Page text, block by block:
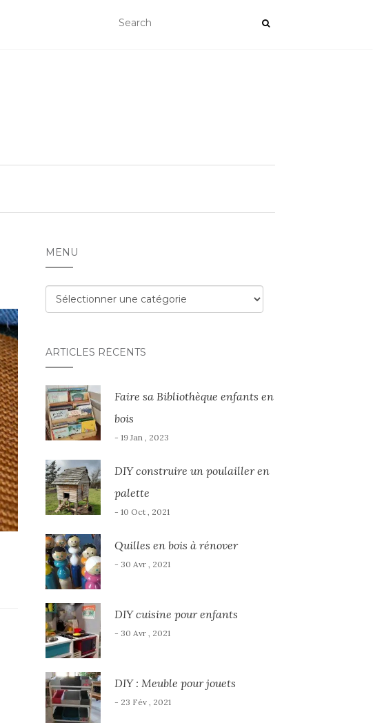
MENU
Menu
ARTICLES RÉCENTS
Faire sa Bibliothèque enfants en
bois
- 19 Jan , 2023
DIY construire un poulailler en
palette
- 10 Oct , 2021
Quilles en bois à rénover
- 30 Avr , 2021
DIY cuisine pour enfants
- 30 Avr , 2021
DIY : Meuble pour jouets
- 23 Fév , 2021